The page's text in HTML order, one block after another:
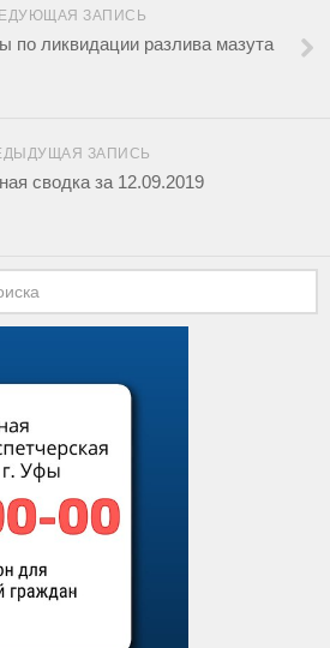
ЗАПИСЬ
по ликвидации разлива мазута
ЗАПИСЬ
сводка за 12.09.2019